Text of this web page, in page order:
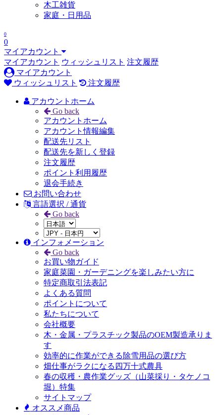
木工雑貨
家庭・日用品
0
0
マイアカウント
マイアカウント ウィッシュリスト 注文履歴
マイアカウント
ウィッシュリスト
注文履歴
アカウントホーム
Go back
アカウントホーム
アカウント情報編集
配送先リスト
配送先を新しく登録
注文履歴
ポイント利用履歴
退会手続き
お問い合わせ
言語選択 / 通貨
Go back
インフォメーション
Go back
お買い物ガイド
家庭菜園・ガーデニングを楽しみたい方に
特定商取引法表記
よくある質問
ポイントについて
私たちについて
会社概要
木・金属・プラスチック製品のOEM製造承りま
す
効率的に作業ができる除雪用品の選び方
畑仕事がラクになる四万十式農具
春の収穫・農作業グッズ（山菜採り・タケノコ
堀）特集
サイトマップ
オススメ商品